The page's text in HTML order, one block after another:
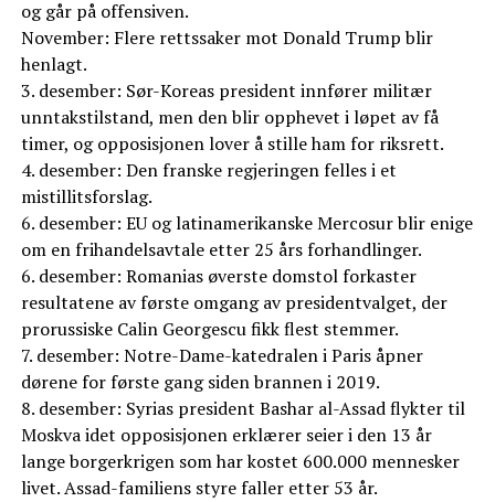
og går på offensiven.
November: Flere rettssaker mot Donald Trump blir
henlagt.
3. desember: Sør-Koreas president innfører militær
unntakstilstand, men den blir opphevet i løpet av få
timer, og opposisjonen lover å stille ham for riksrett.
4. desember: Den franske regjeringen felles i et
mistillitsforslag.
6. desember: EU og latinamerikanske Mercosur blir enige
om en frihandelsavtale etter 25 års forhandlinger.
6. desember: Romanias øverste domstol forkaster
resultatene av første omgang av presidentvalget, der
prorussiske Calin Georgescu fikk flest stemmer.
7. desember: Notre-Dame-katedralen i Paris åpner
dørene for første gang siden brannen i 2019.
8. desember: Syrias president Bashar al-Assad flykter til
Moskva idet opposisjonen erklærer seier i den 13 år
lange borgerkrigen som har kostet 600.000 mennesker
livet. Assad-familiens styre faller etter 53 år.